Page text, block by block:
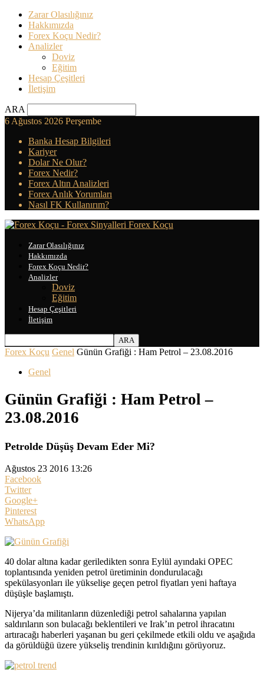
Zarar Olasılığınız
Hakkımızda
Forex Koçu Nedir?
Analizler
Doviz
Eğitim
Hesap Çeşitleri
İletişim
ARA
6 Ağustos 2026 Perşembe
Banka Hesap Bilgileri
Kariyer
Dolar Ne Olur?
Forex Nedir?
Forex Altın Analizleri
Forex Anlık Yorumları
Nasıl FK Kullanırım?
Forex Koçu
Zarar Olasılığınız
Hakkımızda
Forex Koçu Nedir?
Analizler
Doviz
Eğitim
Hesap Çeşitleri
İletişim
Forex Koçu Genel Günün Grafiği : Ham Petrol – 23.08.2016
Genel
Günün Grafiği : Ham Petrol –
23.08.2016
Petrolde Düşüş Devam Eder Mi?
Ağustos 23 2016 13:26
Facebook
Twitter
Google+
Pinterest
WhatsApp
40 dolar altına kadar geriledikten sonra Eylül ayındaki OPEC
toplantısında yeniden petrol üretiminin dondurulacağı
spekülasyonları ile yükselişe geçen petrol fiyatları yeni haftaya
düşüşle başlamıştı.
Nijerya’da militanların düzenlediği petrol sahalarına yapılan
saldırıların son bulacağı beklentileri ve Irak’ın petrol ihracatını
artıracağı haberleri yaşanan bu geri çekilmede etkili oldu ve aşağıda
da görüldüğü üzere yükseliş trendinin kırıldığını görüyoruz.